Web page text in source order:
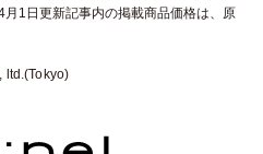
1日更新記事内の掲載商品価格は、 原
ltd.(Tokyo)